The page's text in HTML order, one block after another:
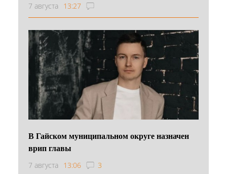
7 августа 13:27
В Гайском муниципальном округе назначен
врип главы
7 августа 13:06 3